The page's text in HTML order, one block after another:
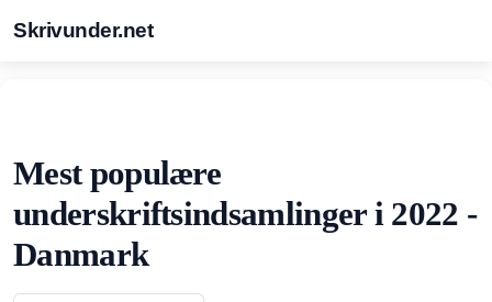
Skrivunder.net
Mest populære
underskriftsindsamlinger i 2022 -
Danmark